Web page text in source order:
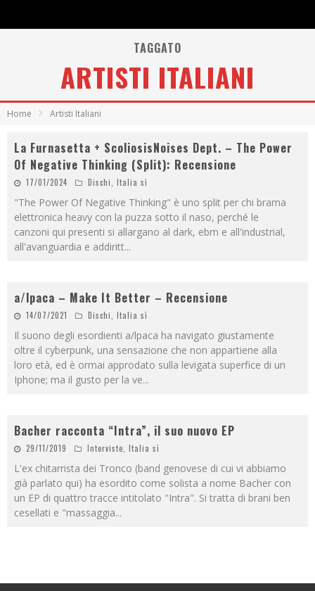
TAGGATO
ARTISTI ITALIANI
Home Artisti Italiani
La Furnasetta + ScoliosisNoises Dept. – The Power
Of Negative Thinking (Split): Recensione
17/01/2024 Dischi Italia sì
"The Power Of Negative Thinking" è uno split per chi brama
elettronica heavy con la puzza sotto il naso, perché le
canzoni qui presenti si allargano al dark, ebm e all'industrial,
all'avanguardia e addiritt...
a/lpaca – Make It Better – Recensione
14/07/2021 Dischi Italia sì
Il suono degli esordienti a/lpaca ha navigato giustamente
oltre il cyberpunk, una sensazione che non appartiene alla
loro età, ed è ormai approdato sulla levigata superfice di un
Iphone; ma il gusto per la ve...
Bacher racconta “Intra”, il suo nuovo EP
29/11/2019 Interviste Italia sì
L'ex chitarrista dei Tronco (band genovese di cui vi abbiamo
già parlato qui) ha esordito come solista a nome Bacher con
un EP di quattro tracce intitolato "Intra". Si tratta di brani ben
cesellati e "massaggia...